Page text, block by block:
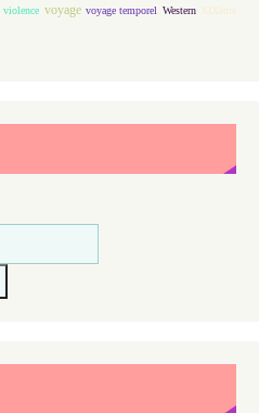
violence voyage voyage temporel Western XIXème